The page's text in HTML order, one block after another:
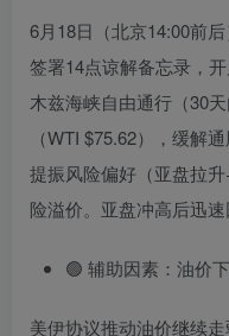
6月18日（北京14:00前
签署14点谅解备忘录，
木兹海峡自由通行（30
（WTI $75.62），缓解
提振风险偏好（亚盘拉
险溢价。亚盘冲高后迅
🟢 辅助因素：油
美伊协议推动油价继续